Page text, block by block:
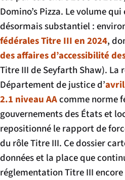
Domino’s Pizza. Le volume
désormais substantiel :
fédérales Titre III en 2024,
des affaires d’accessibilité
Titre III de Seyfarth Shaw). La
Département de justice d’
2.1 niveau AAcomme norme
gouvernements des États et
repositionné le rapport de
du rôle Titre III. Ce dossier
données et la place que
réglementation Titre III